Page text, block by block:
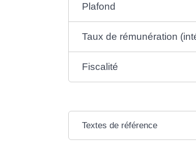
Plafond
Taux de rémunération
Fiscalité
Textes de référence